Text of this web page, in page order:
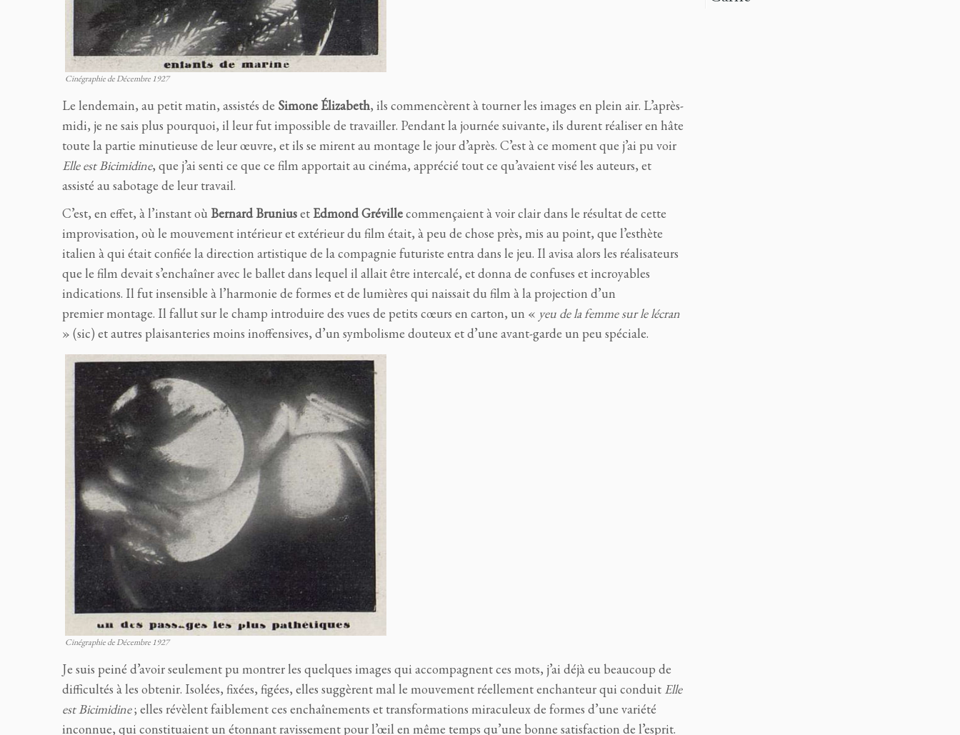
Cinégraphie de Décembre 1927
Le lendemain, au petit matin, assistés de Simone Élizabeth, ils commencèrent à tourner les images en plein air. L’après-
midi, je ne sais plus pourquoi, il leur fut impossible de travailler. Pendant la journée suivante, ils durent réaliser en hâte
toute la partie minutieuse de leur œuvre, et ils se mirent au montage le jour d’après. C’est à ce moment que j’ai pu voir
Elle est Bicimidine, que j’ai senti ce que ce film apportait au cinéma, apprécié tout ce qu’avaient visé les auteurs, et
assisté au sabotage de leur travail.
C’est, en effet, à l’instant où Bernard BruniusetEdmond Grévillecommençaient à voir clair dans le résultat de cette
improvisation, où le mouvement intérieur et extérieur du film était, à peu de chose près, mis au point, que l’esthète
italien à qui était confiée la direction artistique de la compagnie futuriste entra dans le jeu. Il avisa alors les réalisateurs
que le film devait s’enchaîner avec le ballet dans lequel il allait être intercalé, et donna de confuses et incroyables
indications. Il fut insensible à l’harmonie de formes et de lumières qui naissait du film à la projection d’un
premier montage. Il fallut sur le champ introduire des vues de petits cœurs en carton, un « yeu de la femme sur le lécran
» (sic) et autres plaisanteries moins inoffensives, d’un symbolisme douteux et d’une avant-garde un peu spéciale.
Cinégraphie de Décembre 1927
Je suis peiné d’avoir seulement pu montrer les quelques images qui accompagnent ces mots, j’ai déjà eu beaucoup de
difficultés à les obtenir. Isolées, fixées, figées, elles suggèrent mal le mouvement réellement enchanteur qui conduit Elle
est Bicimidine; elles révèlent faiblement ces enchaînements et transformations miraculeux de formes d’une variété
inconnue, qui constituaient un étonnant ravissement pour l’œil en même temps qu’une bonne satisfaction de l’esprit.